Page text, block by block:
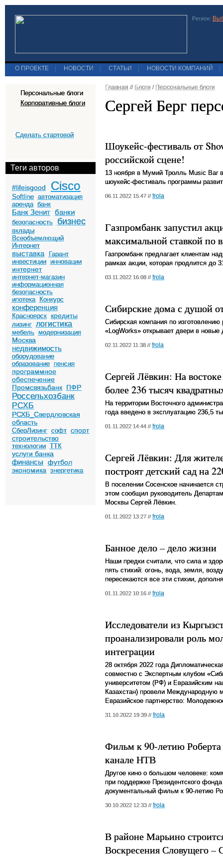
Регион:
О ПРОЕКТЕ НОВОСТИ СТАТЬИ НОВОСТИ КОМПАНИЙ
Персональные блоги
Корпоративные блоги
Сделать стартовой
Теги авторов
#lifeisgood Cisco
Softline автоматизация
аренда банк
Банк Зенит банки
безопасность бизнес
вклады
Всеобъемлющий
Интернет
выставка
Гарант
инвестиции инновации
интернет
интернет-магазин
информационная
безопасность
ипотека
Конкурс
конференция
Красноярск кредиты
лизинг логистика
мебель модернизация
Москва
недвижимость
оборудование
образование пенсия
программное
обеспечение
Промсвязьбанк ПФР
Россельхозбанк
РСХБ
РСХБ_Свердловская
область
СберЛизинг софт спорт
строительство
технологии ТТК
услуги банка
финансы
футбол
экономика
энергетика
Главная // Блоги / Персональные блоги
Сергей Берг
Шоукейс-фестиваль от
российской сцене!
13 ноября в Мумий Тролль Music Bar
шоукейс-фестиваль программы
06.11.2022 15:47 // frola
Газпромбанк запустил
максимальной ставкой по
Газпромбанк предлагает клиентам
рамках акции, которая продлится до
03.11.2022 16:08 // frola
Сибирские дома с душой
Сибирская компания по
«LogWorks» открывает двери в
02.11.2022 11:38 // frola
Сергей Лёвкин: На
более 236 тысяч
На территории Восточного
года введено в эксплуатацию 236,5
01.11.2022 14:44 // frola
Сергей Лёвкин: Для
построят детский сад на
В поселении Сосенское начинается
этом сообщил руководитель
Москвы Сергей Лёвкин.
01.11.2022 13:27 // frola
Банное дело – дело жизни
Наши предки считали, что сила и
пять стихий: огонь, вода, земля,
пересекаются все эти стихии,
01.11.2022 10:16 // frola
Исследователи из
проанализировали роль
интеграции
28 октября 2022 года
совместно с Экспертным клубом
университетом (РФ) и Евразийским
Казахстан) провели
Евразийское партнерство:
31.10.2022 19:39 // frola
Фильм к 90-летию Роберта
канале НТВ
Другое кино о большом человеке:
при поддержке Президентского
документальный фильм к 90-летию
30.10.2022 12:33 // frola
В районе Марьино
Воскресения Словущего –